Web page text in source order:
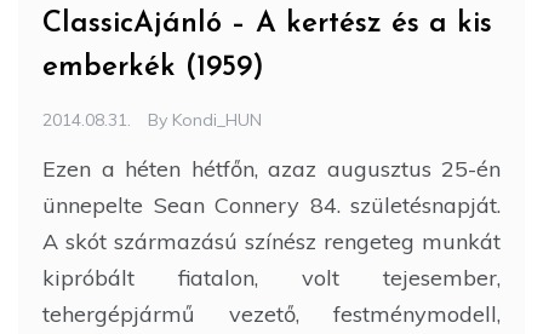
ClassicAjánló – A kertész és a kis
emberkék (1959)
2014.08.31. By Kondi_HUN
Ezen a héten hétfőn, azaz augusztus 25-én
ünnepelte Sean Connery 84. születésnapját.
A skót származású színész rengeteg munkát
kipróbált fiatalon, volt tejesember,
tehergépjármű vezető, festménymodell,